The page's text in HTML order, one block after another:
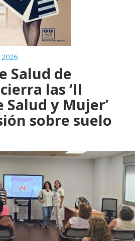
Salud de
las ‘II
Salud y Mujer’
sobre suelo